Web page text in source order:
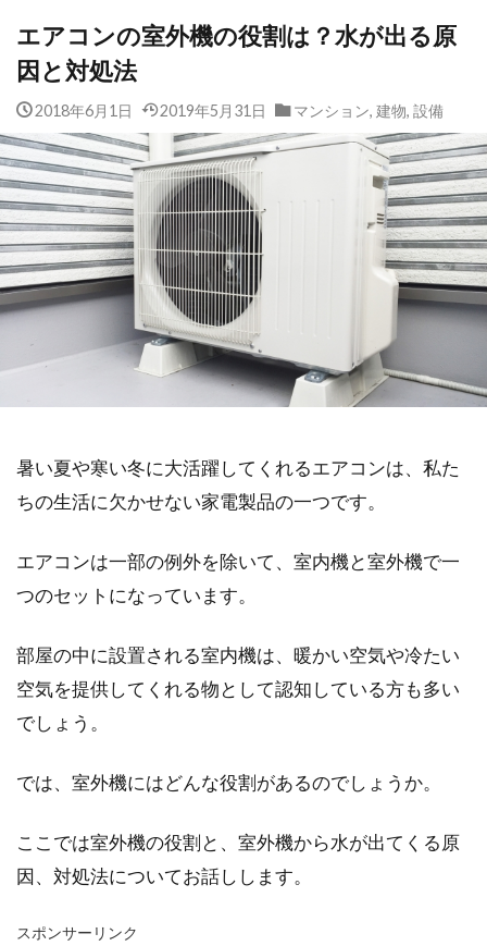
エアコンの室外機の役割は？水が出る原
因と対処法
2018年6月1日 2019年5月31日 マンション, 建物, 設備
暑い夏や寒い冬に大活躍してくれるエアコンは、私た
ちの生活に欠かせない家電製品の一つです。
エアコンは一部の例外を除いて、室内機と室外機で一
つのセットになっています。
部屋の中に設置される室内機は、暖かい空気や冷たい
空気を提供してくれる物として認知している方も多い
でしょう。
では、室外機にはどんな役割があるのでしょうか。
ここでは室外機の役割と、室外機から水が出てくる原
因、対処法についてお話しします。
スポンサーリンク